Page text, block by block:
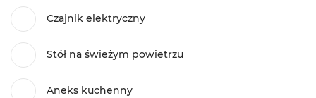
Czajnik elektryczny
Stół na świeżym powietrzu
Aneks kuchenny